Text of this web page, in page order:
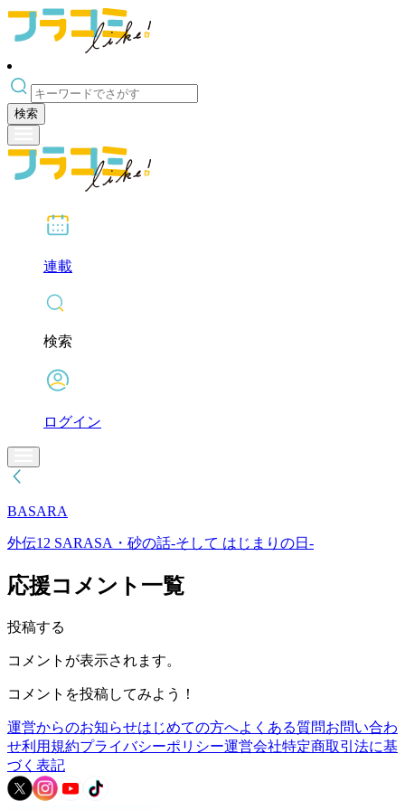
検索
連載
検索
ログイン
BASARA
外伝12 SARASA・砂の話-そして はじまりの日-
応援コメント一覧
投稿する
コメントが表示されます。
コメントを投稿してみよう！
運営からのお知らせはじめての方へよくある質問お問い合わ
せ利用規約プライバシーポリシー運営会社特定商取引法に基
づく表記